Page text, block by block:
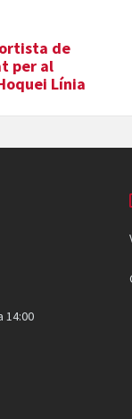
de
per al
Línia
14:00